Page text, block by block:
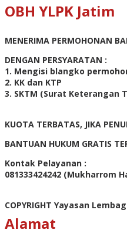
OBH YLPK Jatim
MENERIMA PERMOHONAN
DENGAN PERSYARATAN :
1. Mengisi blangko
2. KK dan KTP
3. SKTM (Surat Keterangan
KUOTA TERBATAS, JIKA
BANTUAN HUKUM GRATIS
Kontak Pelayanan :
081333424242 (Mukharrom
COPYRIGHT Yayasan
Alamat